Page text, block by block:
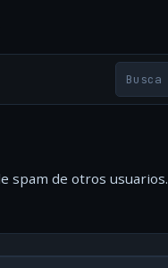
spam de otros usuarios.